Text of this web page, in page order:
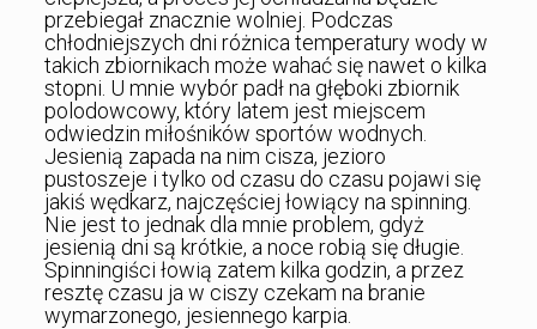
przebiegał znacznie wolniej. Podczas
chłodniejszych dni różnica temperatury wody w
takich zbiornikach może wahać się nawet o kilka
stopni. U mnie wybór padł na głęboki zbiornik
polodowcowy, który latem jest miejscem
odwiedzin miłośników sportów wodnych.
Jesienią zapada na nim cisza, jezioro
pustoszeje i tylko od czasu do czasu pojawi się
jakiś wędkarz, najczęściej łowiący na spinning.
Nie jest to jednak dla mnie problem, gdyż
jesienią dni są krótkie, a noce robią się długie.
Spinningiści łowią zatem kilka godzin, a przez
resztę czasu ja w ciszy czekam na branie
wymarzonego, jesiennego karpia.